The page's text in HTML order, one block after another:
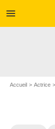
menu
Accueil Actrice